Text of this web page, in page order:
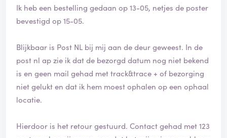
Ik heb een bestelling gedaan op 13-05, netjes de poster
bevestigd op 15-05.
Blijkbaar is Post NL bij mij aan de deur geweest. In de
post nl ap zie ik dat de bezorgd datum nog niet bekend
is en geen mail gehad met track&trace + of bezorging
niet gelukt en dat ik hem moest ophalen op een ophaal
locatie.
Hierdoor is het retour gestuurd. Contact gehad met 123